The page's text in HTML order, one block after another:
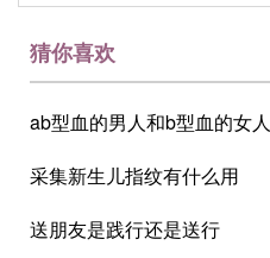
猜你喜欢
ab型血的男人和b型血的女人
采集新生儿指纹有什么用
送朋友是践行还是送行